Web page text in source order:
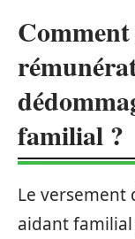
familial ?
Le versement
aidant